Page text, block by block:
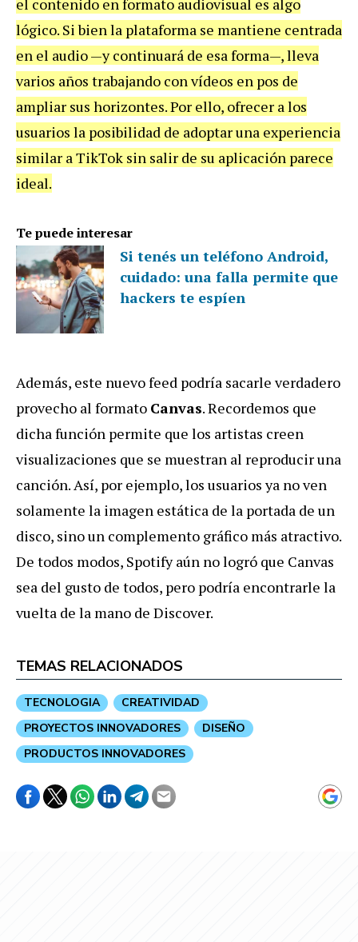
el contenido en formato audiovisual es algo
lógico. Si bien la plataforma se mantiene centrada
en el audio —y continuará de esa forma—, lleva
varios años trabajando con vídeos en pos de
ampliar sus horizontes. Por ello, ofrecer a los
usuarios la posibilidad de adoptar una experiencia
similar a TikTok sin salir de su aplicación parece
ideal.
Te puede interesar
Si tenés un teléfono Android,
cuidado: una falla permite que
hackers te espíen
Además, este nuevo feed podría sacarle verdadero
provecho al formato Canvas. Recordemos que
dicha función permite que los artistas creen
visualizaciones que se muestran al reproducir una
canción. Así, por ejemplo, los usuarios ya no ven
solamente la imagen estática de la portada de un
disco, sino un complemento gráfico más atractivo.
De todos modos, Spotify aún no logró que Canvas
sea del gusto de todos, pero podría encontrarle la
vuelta de la mano de Discover.
TEMAS RELACIONADOS
TECNOLOGIA
CREATIVIDAD
PROYECTOS INNOVADORES
DISEÑO
PRODUCTOS INNOVADORES